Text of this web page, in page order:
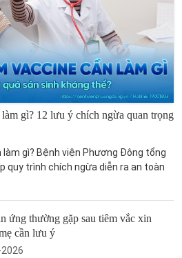
gì? 12 lưu ý chích ngừa quan trọng
gì? Bệnh viện Phương Đông tổng
quy trình chích ngừa diễn ra an toàn
ứng thường gặp sau tiêm vắc xin
cần lưu ý